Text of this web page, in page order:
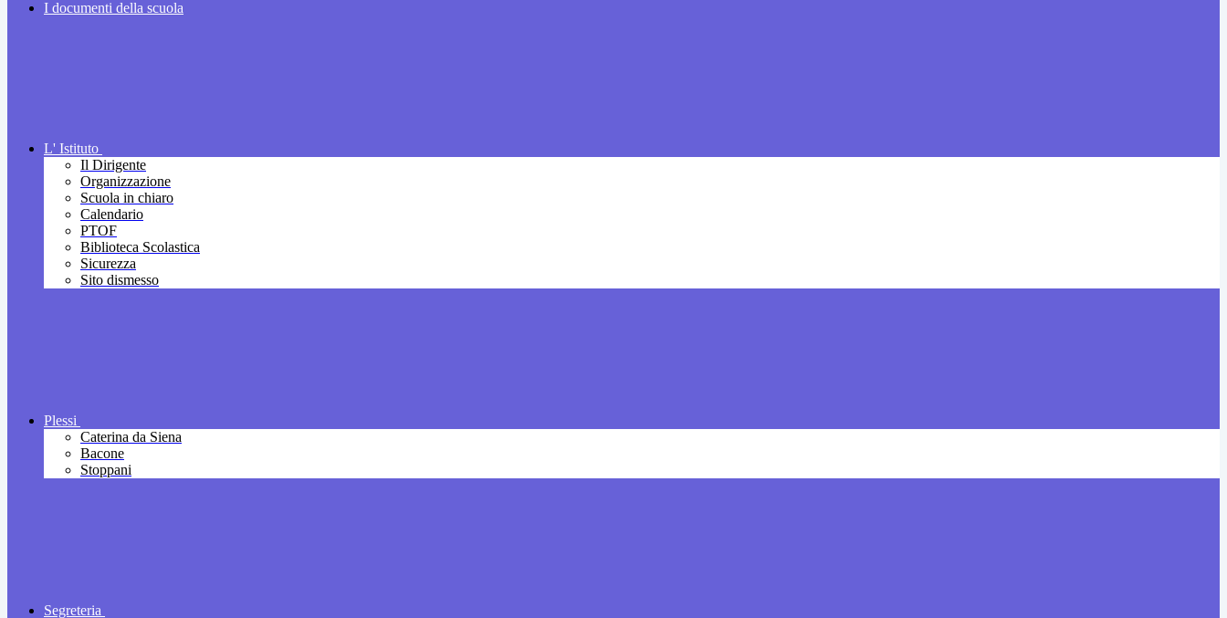
I documenti della scuola
L' Istituto
Il Dirigente
Organizzazione
Scuola in chiaro
Calendario
PTOF
Biblioteca Scolastica
Sicurezza
Sito dismesso
Plessi
Caterina da Siena
Bacone
Stoppani
Segreteria